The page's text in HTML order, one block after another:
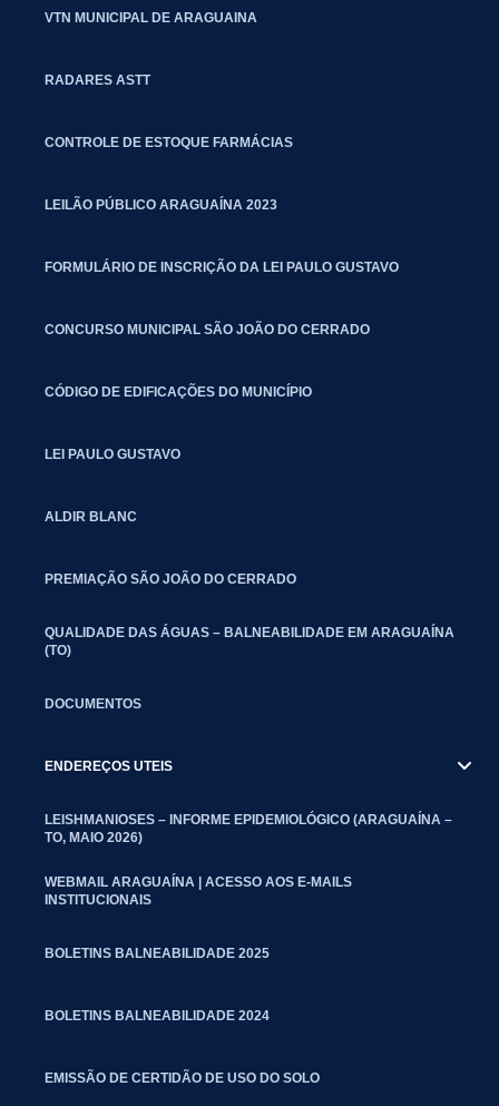
VTN MUNICIPAL DE ARAGUAINA
RADARES ASTT
CONTROLE DE ESTOQUE FARMÁCIAS
LEILÃO PÚBLICO ARAGUAÍNA 2023
FORMULÁRIO DE INSCRIÇÃO DA LEI PAULO GUSTAVO
CONCURSO MUNICIPAL SÃO JOÃO DO CERRADO
CÓDIGO DE EDIFICAÇÕES DO MUNICÍPIO
LEI PAULO GUSTAVO
ALDIR BLANC
PREMIAÇÃO SÃO JOÃO DO CERRADO
QUALIDADE DAS ÁGUAS – BALNEABILIDADE EM ARAGUAÍNA
(TO)
DOCUMENTOS
ENDEREÇOS UTEIS
LEISHMANIOSES – INFORME EPIDEMIOLÓGICO (ARAGUAÍNA –
TO, MAIO 2026)
WEBMAIL ARAGUAÍNA | ACESSO AOS E-MAILS
INSTITUCIONAIS
BOLETINS BALNEABILIDADE 2025
BOLETINS BALNEABILIDADE 2024
EMISSÃO DE CERTIDÃO DE USO DO SOLO